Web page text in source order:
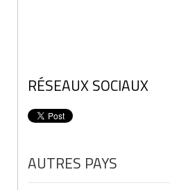
RÉSEAUX SOCIAUX
AUTRES PAYS